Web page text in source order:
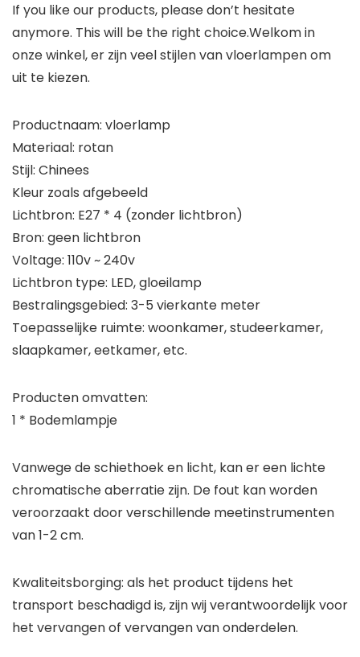
If you like our products, please don’t hesitate
anymore. This will be the right choice.Welkom in
onze winkel, er zijn veel stijlen van vloerlampen om
uit te kiezen.
Productnaam: vloerlamp
Materiaal: rotan
Stijl: Chinees
Kleur zoals afgebeeld
Lichtbron: E27 * 4 (zonder lichtbron)
Bron: geen lichtbron
Voltage: 110v ~ 240v
Lichtbron type: LED, gloeilamp
Bestralingsgebied: 3-5 vierkante meter
Toepasselijke ruimte: woonkamer, studeerkamer,
slaapkamer, eetkamer, etc.
Producten omvatten:
1 * Bodemlampje
Vanwege de schiethoek en licht, kan er een lichte
chromatische aberratie zijn. De fout kan worden
veroorzaakt door verschillende meetinstrumenten
van 1-2 cm.
Kwaliteitsborging: als het product tijdens het
transport beschadigd is, zijn wij verantwoordelijk voor
het vervangen of vervangen van onderdelen.